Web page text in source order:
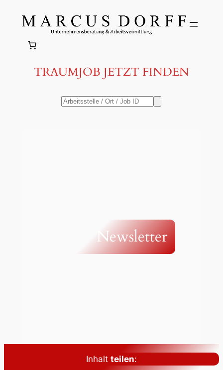
Inhalt
TRAUMJOB JETZT FINDEN
Newsletter
Inhalt teilen: